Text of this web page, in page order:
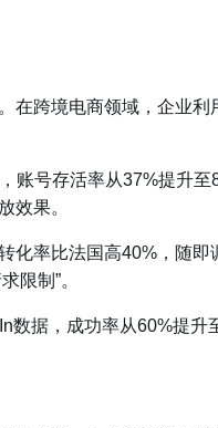
在跨境电商领域，企业
账号存活率从37%提升
效果。
化率比法国高40%，随
限制”。
据，成功率从60%提升